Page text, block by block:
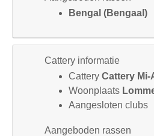
Bengal (Bengaal)
Cattery informatie
Cattery Cattery Mi-
Woonplaats
Aangesloten clubs
Aangeboden rassen